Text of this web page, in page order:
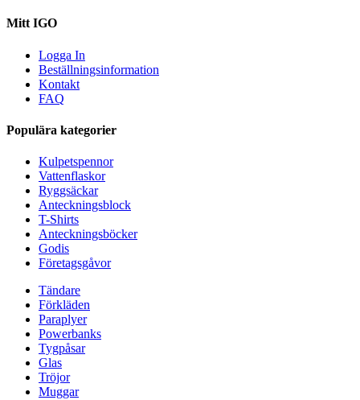
Mitt IGO
Logga In
Beställningsinformation
Kontakt
FAQ
Populära kategorier
Kulpetspennor
Vattenflaskor
Ryggsäckar
Anteckningsblock
T-Shirts
Anteckningsböcker
Godis
Företagsgåvor
Tändare
Förkläden
Paraplyer
Powerbanks
Tygpåsar
Glas
Tröjor
Muggar